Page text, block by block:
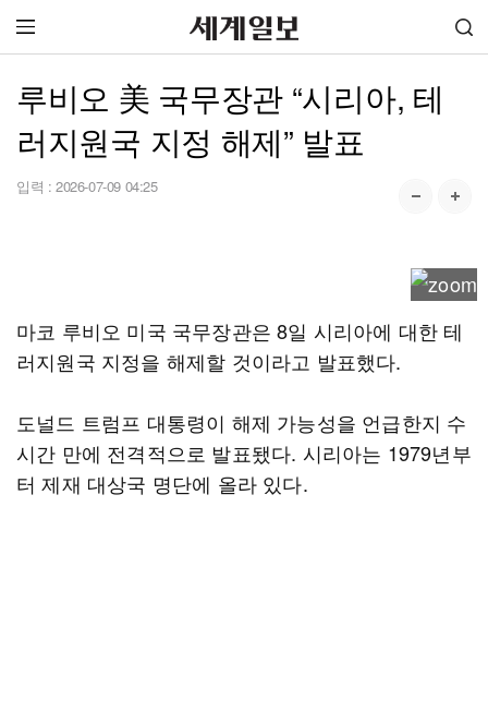
루비오 美 국무장관 “시리아, 테
러지원국 지정 해제” 발표
입력 : 2026-07-09 04:25
마코 루비오 미국 국무장관은 8일 시리아에 대한 테
러지원국 지정을 해제할 것이라고 발표했다.
도널드 트럼프 대통령이 해제 가능성을 언급한지 수
시간 만에 전격적으로 발표됐다. 시리아는 1979년부
터 제재 대상국 명단에 올라 있다.